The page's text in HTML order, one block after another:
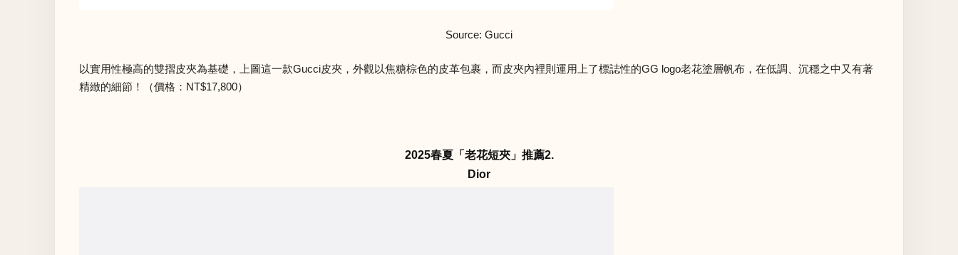
Source: Gucci
以實用性極高的雙摺皮夾為基礎，上圖這一款Gucci皮夾，外觀以焦糖棕色的皮革包裹，而皮夾內裡則運用上了標誌性的GG logo老花塗層帆布，在低調、沉穩之中又有著
精緻的細節！（價格：NT$17,800）
2025春夏「老花短夾」推薦2.
Dior